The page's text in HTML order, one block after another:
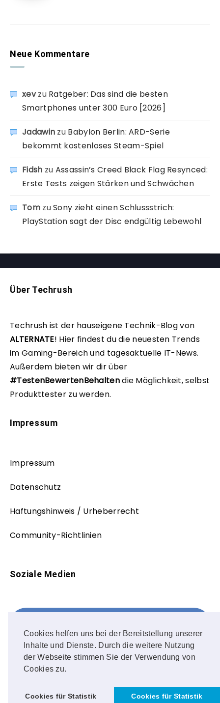
Cookies helfen uns bei der Bereitstellung unserer
Inhalte und Dienste. Durch die weitere Nutzung
der Webseite stimmen Sie der Verwendung von
Cookies zu.
Cookies für Statistik Cookies für Statistik
Neue Kommentare
xevzu Ratgeber: Das sind die besten
Smartphones unter 300 Euro [2026]
Jadawin zu Babylon Berlin: ARD-Serie
bekommt kostenloses Steam-Spiel
Fidsh zu Assassin’s Creed Black Flag Resynced:
Erste Tests zeigen Stärken und Schwächen
TomzuSony zieht einen Schlussstrich:
PlayStation sagt der Disc endgültig Lebewohl
Über Techrush
Techrush ist der hauseigene Technik-Blog von
ALTERNATE! Hier findest du die neuesten Trends
im Gaming-Bereich und tagesaktuelle IT-News.
Außerdem bieten wir dir über
#TestenBewertenBehaltendie Möglichkeit, selbst
Produkttester zu werden.
Impressum
Impressum
Datenschutz
Haftungshinweis / Urheberrecht
Community-Richtlinien
Soziale Medien
FOLLOW ME!
Instagram
OUR PHOTOS!